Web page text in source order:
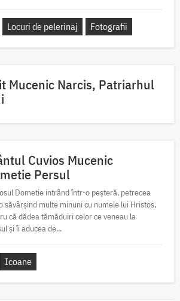
Locuri de pelerinaj Fotografii
Mucenic Narcis, Patriarhul
Cuvios Mucenic
Persul
Dometie intrând într-o peșteră, petrecea
săvârșind multe minuni cu numele lui Hristos,
că dădea tămăduiri celor ce veneau la
și îi aducea de...
Icoane